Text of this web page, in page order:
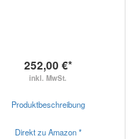
252,00 €*
inkl. MwSt.
Produktbeschreibung
Direkt zu Amazon *